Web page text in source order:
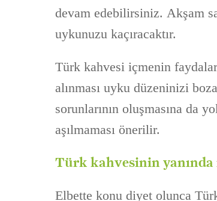
devam edebilirsiniz. Akşam
uykunuzu kaçıracaktır.
Türk kahvesi içmenin
alınması uyku düzeninizi
sorunlarının oluşmasına da
aşılmaması önerilir.
Türk kahvesinin yanında
Elbette konu diyet olunca